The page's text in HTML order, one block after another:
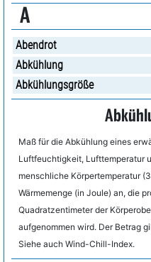
A
Abendrot
Abkühlung
Abkühlungsgröße
Maß für die Abkühlung eines
Luftfeuchtigkeit, Lufttemperatur
menschliche Körpertemperatur
Wärmemenge (in Joule) an, die
Quadratzentimeter der
aufgenommen wird. Der Betrag
Siehe auch Wind-Chill-Index.